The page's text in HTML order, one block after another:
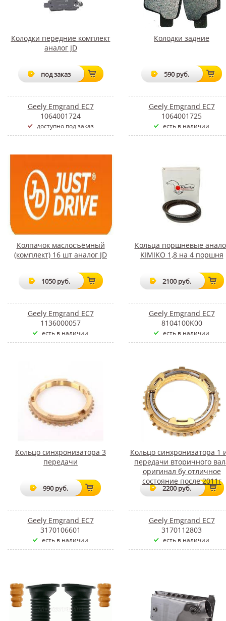
Колодки передние комплект
аналог JD
под заказ
Geely Emgrand EC7
1064001724
доступно под заказ
Колодки задние
590 руб.
Geely Emgrand EC7
1064001725
есть в наличии
Колпачок маслосъёмный
(комплект) 16 шт аналог JD
1050 руб.
Geely Emgrand EC7
1136000057
есть в наличии
Кольца поршневые
KIMIKO 1,8 на 4 поршня
2100 руб.
Geely Emgrand EC7
8104100K00
есть в наличии
Кольцо синхронизатора 3
передачи
990 руб.
Geely Emgrand EC7
3170106601
есть в наличии
Кольцо синхронизатора 1
передачи вторичного
оригинал бу отличное
состояние после 2011г
2200 руб.
Geely Emgrand EC7
3170112803
есть в наличии